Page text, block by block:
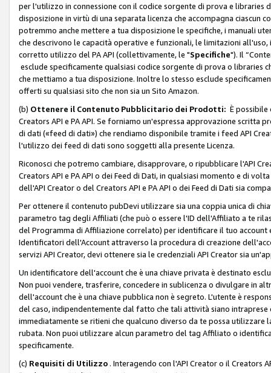
per l'utilizzo in connessione con il codice sorgente di prova e libraries
disposizione in virtù di una separata licenza che accompagna ciascun
potremmo anche mettere a tua disposizione le specifiche, i manuali
che descrivono le capacità operative e funzionali, le limitazioni
corretto utilizzo del PA API (collettivamente, le "Specifiche"). Il
esclude specificamente qualsiasi codice sorgente di prova o libraries
che mettiamo a tua disposizione. Inoltre lo stesso esclude
offerti su qualsiasi sito che non sia un Sito Amazon.
(b) Ottenere il Contenuto Pubblicitario dei Prodotti: È
Creators API e PA API. Se forniamo un'espressa approvazione
di dati («feed di dati») che rendiamo disponibile tramite i feed API
l'utilizzo dei feed di dati sono soggetti alla presente Licenza.
Riconosci che potremo cambiare, disapprovare, o ripubblicare l'API
Creators API e PA API o dei Feed di Dati, in qualsiasi momento e di
dell'API Creator o del Creators API e PA API o dei Feed di Dati sia
Per ottenere il contenuto pubDevi utilizzare sia una coppia unica di
parametro tag degli Affiliati (che può o essere l'ID dell'Affiliato a te
del Programma di Affiliazione correlato) per identificare il tuo account
Identificatori dell'Account attraverso la procedura di creazione
servizi API Creator, devi ottenere sia le credenziali API Creator sia
Un identificatore dell'account che è una chiave privata è destinato
Non puoi vendere, trasferire, concedere in sublicenza o divulgare in
dell'account che è una chiave pubblica non è segreto. L'utente è
del caso, indipendentemente dal fatto che tali attività siano
immediatamente se ritieni che qualcuno diverso da te possa
rubata. Non puoi utilizzare alcun parametro del tag Affiliato o
specificamente.
(c) Requisiti di Utilizzo . Interagendo con l'API Creator o il Creators